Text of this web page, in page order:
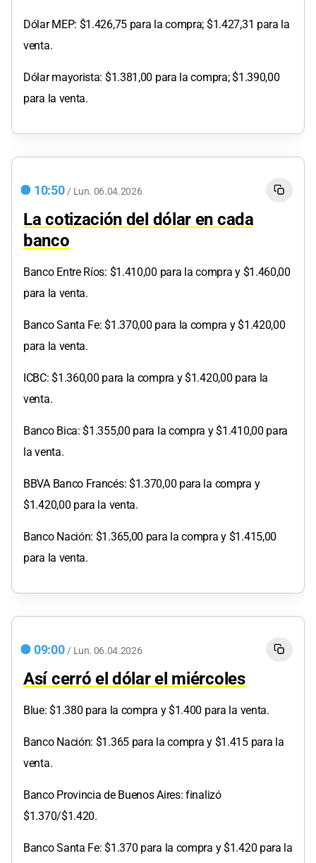
Dólar MEP: $1.426,75 para la compra; $1.427,31 para la
venta.
Dólar mayorista: $1.381,00 para la compra; $1.390,00
para la venta.
10:50 / Lun. 06.04.2026
La cotización del dólar en cada
banco
Banco Entre Ríos: $1.410,00 para la compra y $1.460,00
para la venta.
Banco Santa Fe: $1.370,00 para la compra y $1.420,00
para la venta.
ICBC: $1.360,00 para la compra y $1.420,00 para la
venta.
Banco Bica: $1.355,00 para la compra y $1.410,00 para
la venta.
BBVA Banco Francés: $1.370,00 para la compra y
$1.420,00 para la venta.
Banco Nación: $1.365,00 para la compra y $1.415,00
para la venta.
09:00 / Lun. 06.04.2026
Así cerró el dólar el miércoles
Blue: $1.380 para la compra y $1.400 para la venta.
Banco Nación: $1.365 para la compra y $1.415 para la
venta.
Banco Provincia de Buenos Aires: finalizó
$1.370/$1.420.
Banco Santa Fe: $1.370 para la compra y $1.420 para la